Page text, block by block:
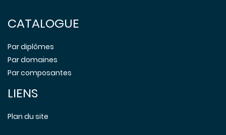
CATALOGUE
Par diplômes
Par domaines
Par composantes
LIENS
Plan du site